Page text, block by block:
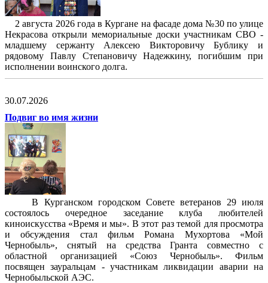
2 августа 2026 года в Кургане на фасаде дома №30 по улице
Некрасова открыли мемориальные доски участникам СВО -
младшему сержанту Алексею Викторовичу Бублику и
рядовому Павлу Степановичу Надежкину, погибшим при
исполнении воинского долга.
30.07.2026
Подвиг во имя жизни
В Курганском городском Совете ветеранов 29 июля
состоялось очередное заседание клуба любителей
киноискусства «Время и мы». В этот раз темой для просмотра
и обсуждения стал фильм Романа Мухортова «Мой
Чернобыль», снятый на средства Гранта совместно с
областной организацией «Союз Чернобыль». Фильм
посвящен зауральцам - участникам ликвидации аварии на
Чернобыльской АЭС.